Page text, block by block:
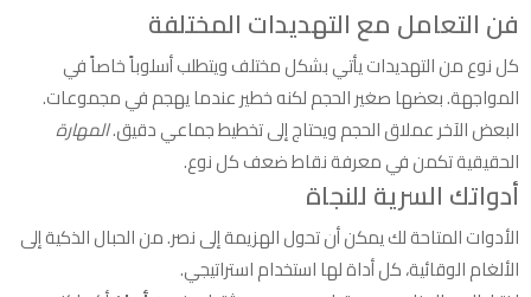
فن التعامل مع التهديدات المختلفة
كل نوع من التهديدات يأتي بشكل مختلف ويتطلب أسلوباً خاصاً في
المواجهة. بعضها صغير الحجم لكنه خطير عندما يهجم في مجموعات.
البعض الآخر عملاق الحجم ويحتاج إلى تخطيط جماعي دقيق.المهارة
الحقيقية تكمن في معرفة نقاط ضعف كل نوع.
أدواتك السرية للنجاة
الأدوات المتاحة لك يمكن أن تحول الهزيمة إلى نصر. من الحبال الذكية إلى
الألغام الوقائية، كل أداة لها استخدام استراتيجي.